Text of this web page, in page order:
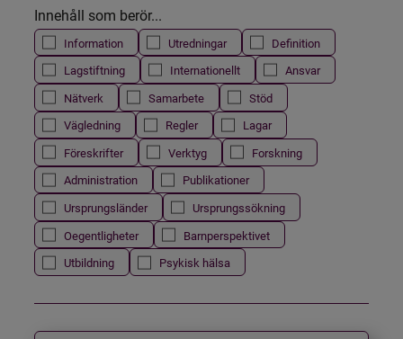
Innehåll som berör...
Information Utredningar
Definition
Lagstiftning
Internationellt
Ansvar
Nätverk
Samarbete
Stöd
Vägledning
Regler
Lagar
Föreskrifter
Verktyg
Forskning
Administration
Publikationer
Ursprungsländer
Ursprungssökning
Oegentligheter
Barnperspektivet
Utbildning
Psykisk hälsa